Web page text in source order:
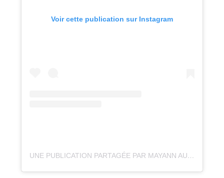
Voir cette publication sur Instagram
UNE PUBLICATION PARTAGÉE PAR MAYANN AUTISME ET VIE (@TRACE.DESPOIR)